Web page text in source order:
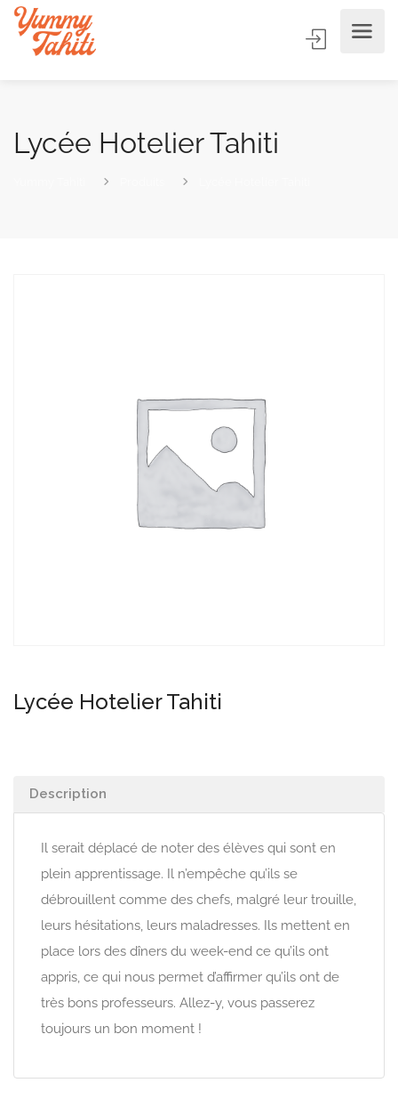
Lycée Hotelier Tahiti
Lycée Hotelier Tahiti
Description
Il serait déplacé de noter des élèves qui sont en
plein apprentissage. Il n’empêche qu’ils se
débrouillent comme des chefs, malgré leur trouille,
leurs hésitations, leurs maladresses. Ils mettent en
place lors des dîners du week-end ce qu’ils ont
appris, ce qui nous permet d’affirmer qu’ils ont de
très bons professeurs. Allez-y, vous passerez
toujours un bon moment !